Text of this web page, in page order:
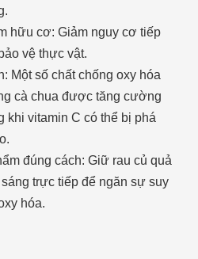
hữu cơ: Giảm nguy cơ tiếp
vệ thực vật.
Một số chất chống oxy hóa
cà chua được tăng cường
khi vitamin C có thể bị phá
đúng cách: Giữ rau củ quả
trực tiếp để ngăn sự suy
hóa.